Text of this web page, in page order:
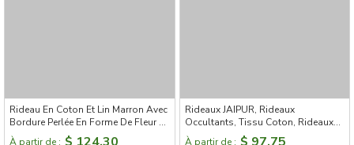
Rideau En Coton Et Lin Marron Avec
Bordure Perlée En Forme De Fleur Et
Ruban Vert Assorti
À partir de :
Rideaux JAIPUR, Rideaux
Occultants, Tissu Coton, Rideaux
sur mesure, Rideau Vert Olive
À partir de :